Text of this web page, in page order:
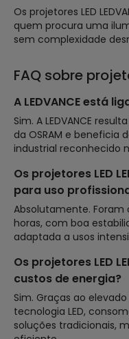
Os projetores LED
quem procura uma
sem complexidade
FAQ sobre
A LEDVANCE está
Sim. A LEDVANCE
da OSRAM e beneficia
industrial reconhecido
Os projetores LED
para uso
Absolutamente.
horas, com boa
adaptada a usos
Os projetores LED
custos de energia?
Sim. Graças ao
tecnologia LED,
soluções tradicionais,